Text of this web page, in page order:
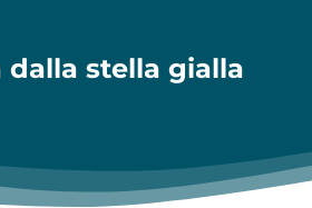
dalla stella gialla